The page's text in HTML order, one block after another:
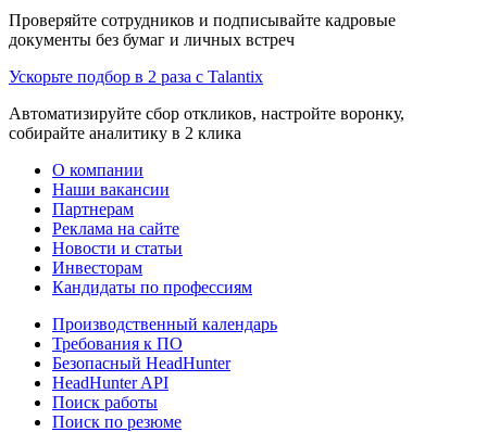
Проверяйте сотрудников и подписывайте кадровые
документы без бумаг и личных встреч
Ускорьте подбор в 2 раза с Talantix
Автоматизируйте сбор откликов, настройте воронку,
собирайте аналитику в 2 клика
О компании
Наши вакансии
Партнерам
Реклама на сайте
Новости и статьи
Инвесторам
Кандидаты по профессиям
Производственный календарь
Требования к ПО
Безопасный HeadHunter
HeadHunter API
Поиск работы
Поиск по резюме